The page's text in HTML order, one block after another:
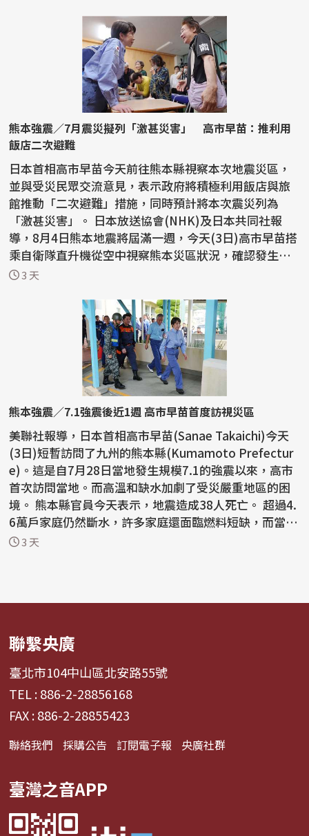
熊本強震／7月震災擬列「激甚災害」 高市早苗：推利用
飯店二次避難
日本首相高市早苗今天前往熊本縣視察本次地震災區，
並與受災民眾交流意見，表示政府將積極利用飯店與旅
館推動「二次避難」措施，同時預計將本次震災列為
「激甚災害」。 日本放送協會(NHK)及日本共同社報
導，8月4日熊本地震將屆滿一週，今天(3日)高市早苗搭
乘自衛隊直升機從空中視察熊本災區狀況，確認發生大
規模爆...
3 天
熊本強震／7.1強震後近1週 高市早苗首度訪視災區
美聯社報導，日本首相高市早苗(Sanae Takaichi)今天
(3日)短暫訪問了九州的熊本縣(Kumamoto Prefectur
e)。這是自7月28日當地發生規模7.1的強震以來，高市
首次訪問當地。而高溫和缺水加劇了受災嚴重地區的困
境。 熊本縣官員今天表示，地震造成38人死亡。 超過4.
6萬戶家庭仍然斷水，許多家庭還面臨燃料短缺，而當地
正...3 天
聯繫央廣
臺北市104中山區北安路55號
TEL : 886-2-28856168
FAX : 886-2-28855423
聯絡我們 採購公告 訂閱電子報 央廣社群
臺灣之音APP